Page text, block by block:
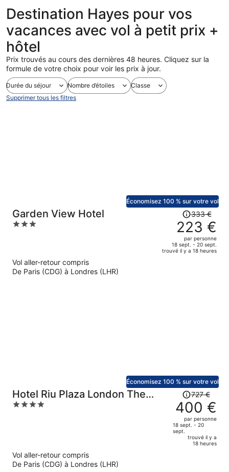
Destination Hayes pour vos
vacances avec vol à petit prix +
hôtel
Prix trouvés au cours des dernières 48 heures. Cliquez sur la
formule de votre choix pour voir les prix à jour.
Durée du séjour Nombre d’étoiles
Classe
Supprimer tous les filtres
Garden View Hotel
3
Économisez 100 % sur votre vol
Le
prix
était
de
333 €.
333 €
223 €
par personne
18 sept. - 20 sept.
trouvé il y a 18 heures
Vol aller-retour compris
De Paris (CDG) à Londres (LHR)
Hotel Riu Plaza London The
Westminster
4
Économisez 100 % sur votre vol
Le
prix
était
de
727 €.
727 €
400 €
par personne
18 sept. - 20
sept.
trouvé il y a
18 heures
Vol aller-retour compris
De Paris (CDG) à Londres (LHR)